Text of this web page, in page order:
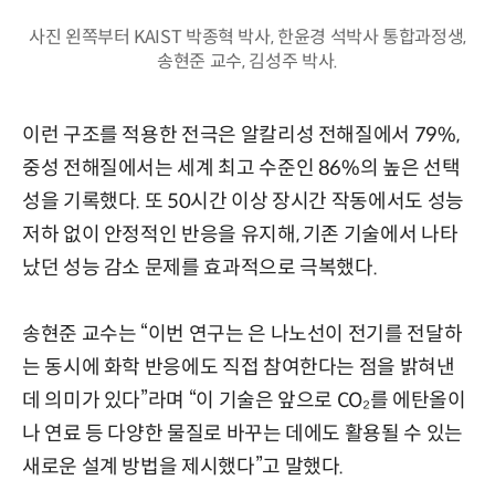
사진 왼쪽부터 KAIST 박종혁 박사, 한윤경 석박사 통합과정생,
송현준 교수, 김성주 박사.
이런 구조를 적용한 전극은 알칼리성 전해질에서 79%,
중성 전해질에서는 세계 최고 수준인 86%의 높은 선택
성을 기록했다. 또 50시간 이상 장시간 작동에서도 성능
저하 없이 안정적인 반응을 유지해, 기존 기술에서 나타
났던 성능 감소 문제를 효과적으로 극복했다.
송현준 교수는 “이번 연구는 은 나노선이 전기를 전달하
는 동시에 화학 반응에도 직접 참여한다는 점을 밝혀낸
데 의미가 있다”라며 “이 기술은 앞으로 CO₂를 에탄올이
나 연료 등 다양한 물질로 바꾸는 데에도 활용될 수 있는
새로운 설계 방법을 제시했다”고 말했다.